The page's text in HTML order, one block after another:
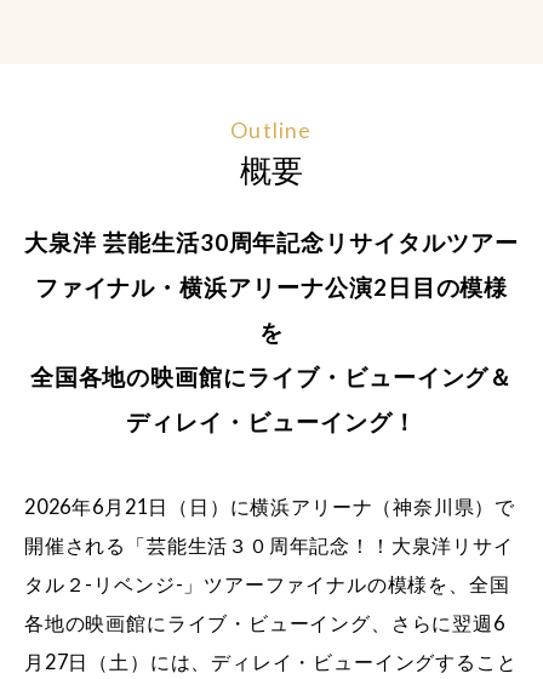
Outline
概要
大泉洋 芸能生活30周年記念リサイタルツアー
ファイナル・横浜アリーナ公演2日目の模様
を
全国各地の映画館にライブ・ビューイング＆
ディレイ・ビューイング！
2026年6月21日（日）に横浜アリーナ（神奈川県）で
開催される「芸能生活３０周年記念！！大泉洋リサイ
タル２-リベンジ-」ツアーファイナルの模様を、全国
各地の映画館にライブ・ビューイング、さらに翌週6
月27日（土）には、ディレイ・ビューイングすること